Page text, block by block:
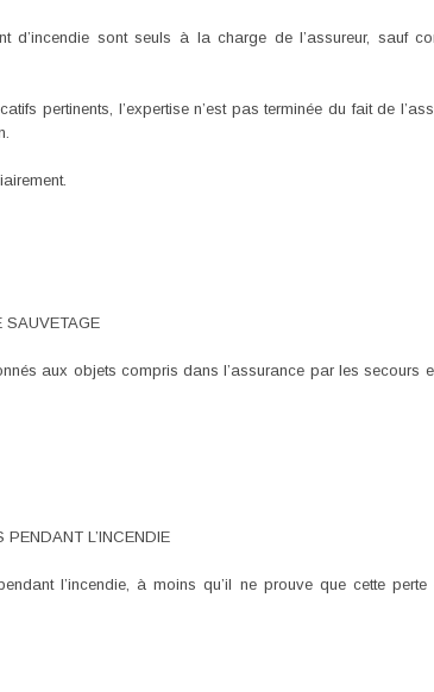
d’incendie sont seuls à la charge de l’assureur, sauf
pertinents, l’expertise n’est pas terminée du fait de
SAUVETAGE
aux objets compris dans l’assurance par les secours
L’INCENDIE
l’incendie, à moins qu’il ne prouve que cette perte